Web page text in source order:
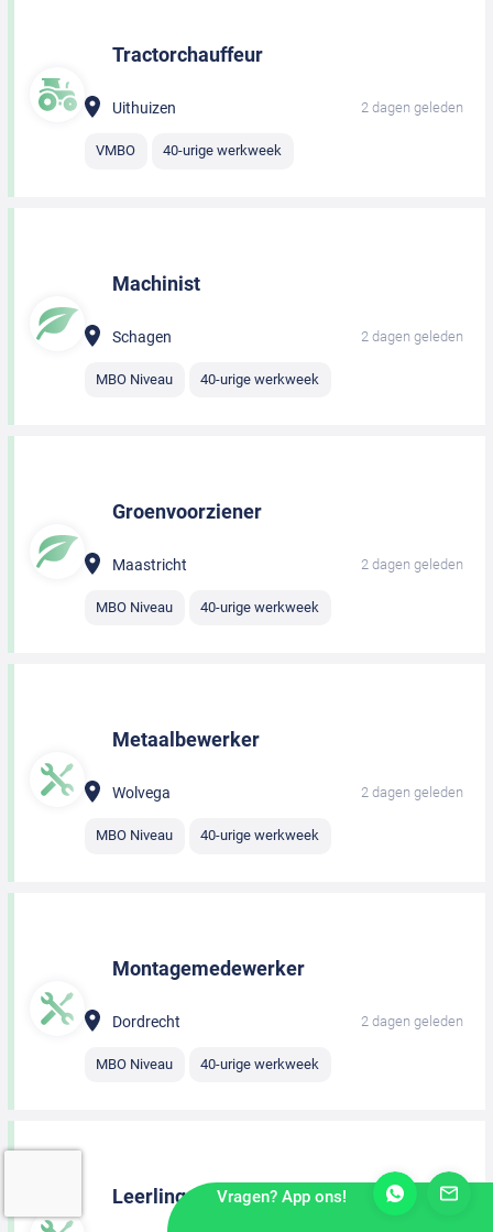
Tractorchauffeur
Uithuizen 2 dagen geleden
VMBO 40-urige werkweek
Machinist
Schagen 2 dagen geleden
MBO Niveau 40-urige werkweek
Groenvoorziener
Maastricht 2 dagen geleden
MBO Niveau 40-urige werkweek
Metaalbewerker
Wolvega 2 dagen geleden
MBO Niveau 40-urige werkweek
Montagemedewerker
Dordrecht 2 dagen geleden
MBO Niveau 40-urige werkweek
Leerling monteurVragen? App ons!